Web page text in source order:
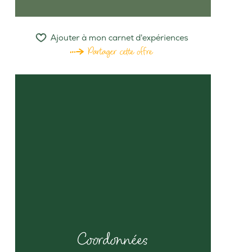
Ajouter à mon carnet d'expériences
Partager cette offre
Coordonnées